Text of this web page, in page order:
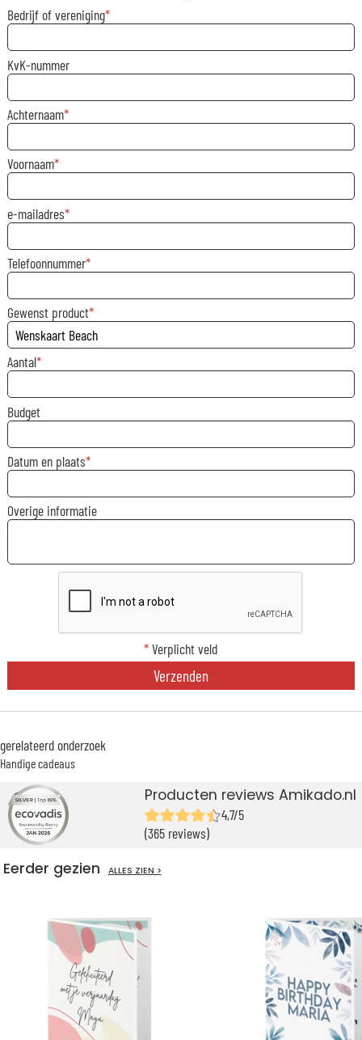
Bedrijf of vereniging
KvK-nummer
Achternaam
Voornaam
e-mailadres
Telefoonnummer
Gewenst product
Aantal
Budget
Datum en plaats
Overige informatie
*Verplicht veld
Verzenden
gerelateerd onderzoek
Handige cadeaus
Producten reviews Amikado.nl
4,7/5
(365 reviews)
Eerder gezien ALLES ZIEN >